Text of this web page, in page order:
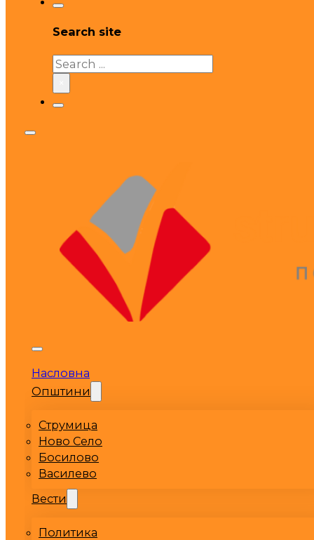
Search site
Search
Насловна
Општини
Струмица
Ново Село
Босилово
Василево
Вести
Политика